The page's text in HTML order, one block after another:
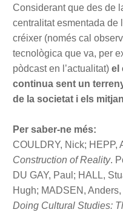
Considerant que des de
centralitat esmentada de
créixer (només cal
tecnològica que va, per
pòdcast en l’actualitat) el
continua sent un
de la societat i els
Per saber-ne més:
COULDRY, Nick; HEPP,
Construction of Reality.
DU GAY, Paul; HALL,
Hugh; MADSEN,
Doing Cultural Studies: